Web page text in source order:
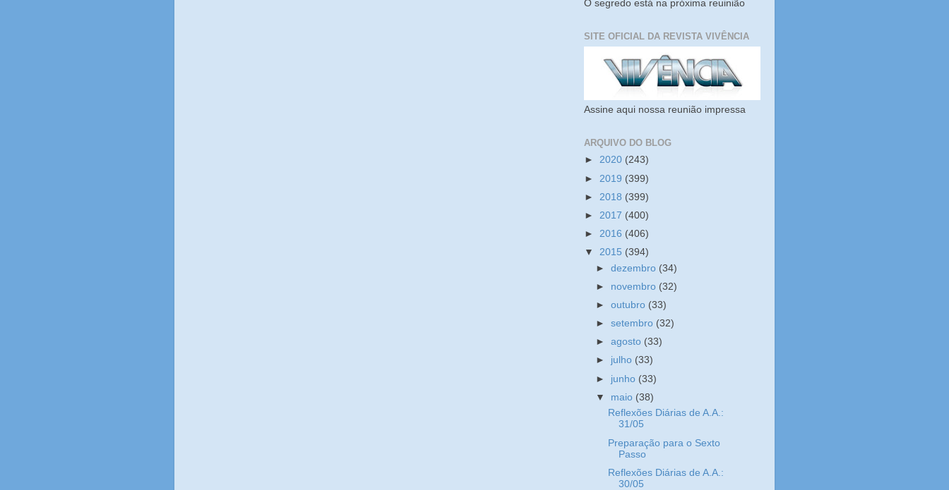
O segredo está na próxima reuinião
SITE OFICIAL DA REVISTA VIVÊNCIA
Assine aqui nossa reunião impressa
ARQUIVO DO BLOG
► 2020 (243)
► 2019 (399)
► 2018 (399)
► 2017 (400)
► 2016 (406)
▼ 2015 (394)
►dezembro (34)
► novembro (32)
►outubro (33)
►setembro (32)
►agosto (33)
► julho (33)
► junho (33)
▼ maio (38)
Reflexões Diárias de A.A.:
31/05
Preparação para o Sexto
Passo
Reflexões Diárias de A.A.:
30/05